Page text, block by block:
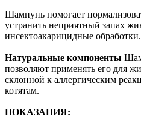
Шампунь помогает
устранить неприятный запах
инсектоакарицидные обработки.
Натуральные компоненты
позволяют применять его для
склонной к аллергическим
котятам.
ПОКАЗАНИЯ: